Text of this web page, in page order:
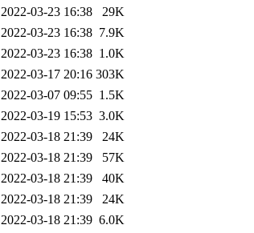
2022-03-23 16:38
29K
2022-03-23 16:38 7.9K
2022-03-23 16:38 1.0K
2022-03-17 20:16 303K
2022-03-07 09:55 1.5K
2022-03-19 15:53 3.0K
2022-03-18 21:39
24K
2022-03-18 21:39
57K
2022-03-18 21:39
40K
2022-03-18 21:39
24K
2022-03-18 21:39 6.0K